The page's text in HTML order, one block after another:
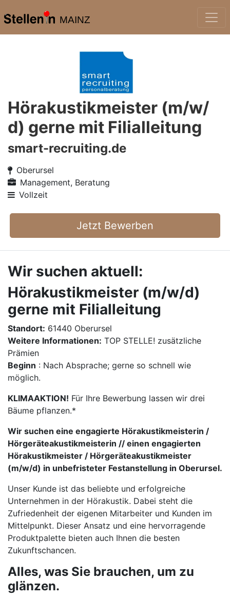
MAINZ
Hörakustikmeister (m/w/
d) gerne mit Filialleitung
smart-recruiting.de
Oberursel
Management, Beratung
Vollzeit
Jetzt Bewerben
Wir suchen aktuell:
Hörakustikmeister (m/w/d)
gerne mit Filialleitung
Standort: 61440 Oberursel
Weitere Informationen: TOP STELLE! zusätzliche
Prämien
Beginn : Nach Absprache; gerne so schnell wie
möglich.
KLIMAAKTION! Für Ihre Bewerbung lassen wir drei
Bäume pflanzen.*
Wir suchen eine engagierte Hörakustikmeisterin /
Hörgeräteakustikmeisterin // einen engagierten
Hörakustikmeister / Hörgeräteakustikmeister
(m/w/d) in unbefristeter Festanstellung in Oberursel.
Unser Kunde ist das beliebte und erfolgreiche
Unternehmen in der Hörakustik. Dabei steht die
Zufriedenheit der eigenen Mitarbeiter und Kunden im
Mittelpunkt. Dieser Ansatz und eine hervorragende
Produktpalette bieten auch Ihnen die besten
Zukunftschancen.
Alles, was Sie brauchen, um zu
glänzen.